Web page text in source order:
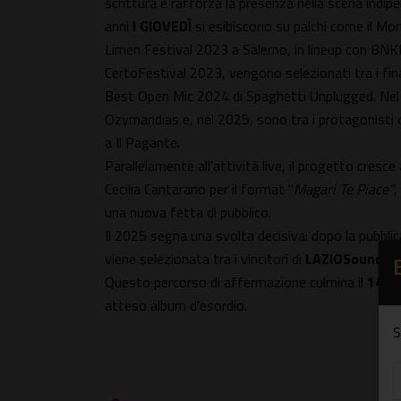
anni I GIOVEDÌ si esibiscono su palchi come il
Limen Festival 2023 a Salerno, in lineup con
CertoFestival 2023, vengono selezionati tra i
Best Open Mic 2024 di Spaghetti Unplugged.
Ozymandias e, nel 2025, sono tra i protagonisti
a Il Pagante.
Parallelamente all'attività live, il progetto cresce
Cecilia Cantarano per il format "Magari Te Piace" ,
una nuova fetta di pubblico.
Il 2025 segna una svolta decisiva: dopo la
viene selezionata tra i vincitori di LAZIOSound
Questo percorso di affermazione culmina il 14
atteso album d'esordio.